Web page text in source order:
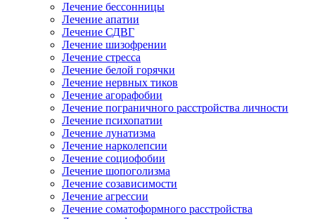
Лечение бессонницы
Лечение апатии
Лечение СДВГ
Лечение шизофрении
Лечение стресса
Лечение белой горячки
Лечение нервных тиков
Лечение агорафобии
Лечение пограничного расстройства личности
Лечение психопатии
Лечение лунатизма
Лечение нарколепсии
Лечение социофобии
Лечение шопоголизма
Лечение созависимости
Лечение агрессии
Лечение соматоформного расстройства